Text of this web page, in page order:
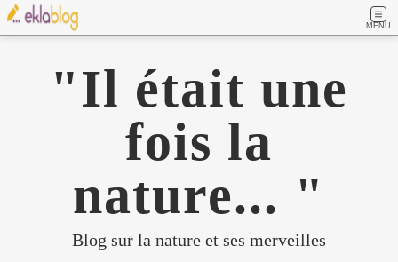
MENU
"Il était une
fois la
nature... "
Blog sur la nature et ses merveilles